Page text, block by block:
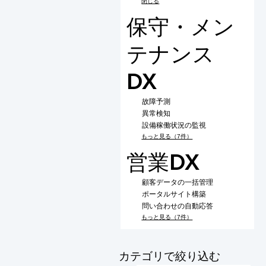
保守・メン
テナンス
DX
故障予測
異常検知
設備稼働状況の監視
もっと見る（7件）
営業DX
顧客データの一括管理
ポータルサイト構築
問い合わせの自動応答
もっと見る（7件）
​カテゴリで絞り込む